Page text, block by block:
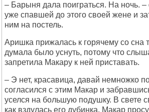
– Барыня дала поиграться. На ночь.
уже спавшей до этого своей жене и
ним на постель.
Аришка прижалась к горячему со сна
думала было уснуть, потому что
запретила Макару к ней приставать.
– Э нет, красавица, давай немножко
согласился с этим Макар и
уселся на большую подушку. В свете
как вздулась его дубинка. Макар